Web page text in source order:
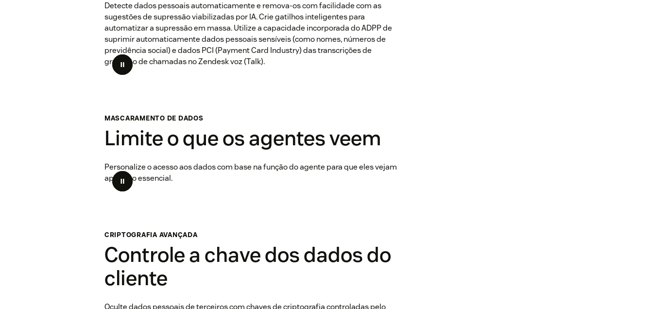
Detecte dados pessoais automaticamente e remova-os com facilidade com as
sugestões de supressão viabilizadas por IA. Crie gatilhos inteligentes para
automatizar a supressão em massa. Utilize a capacidade incorporada do ADPP de
suprimir automaticamente dados pessoais sensíveis (como nomes, números de
previdência social) e dados PCI (Payment Card Industry) das transcrições de
gravação de chamadas no Zendesk voz (Talk).
MASCARAMENTO DE DADOS
Limite o que os agentes veem
Personalize o acesso aos dados com base na função do agente para que eles vejam
apenas o essencial.
CRIPTOGRAFIA AVANÇADA
Controle a chave dos dados do
cliente